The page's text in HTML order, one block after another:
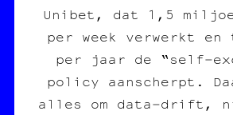
Unibet, dat 1,5
per week verwerkt en
per jaar de
policy aanscherpt.
alles om data‑drift,